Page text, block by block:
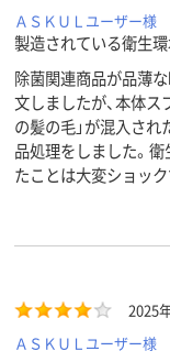
ＡＳＫＵＬユーザー様
製造されている衛生
除菌関連商品が品薄
文しましたが、本体
の髪の毛」が混入さ
品処理をしました。
たことは大変ショッ
2025
ＡＳＫＵＬユーザー様